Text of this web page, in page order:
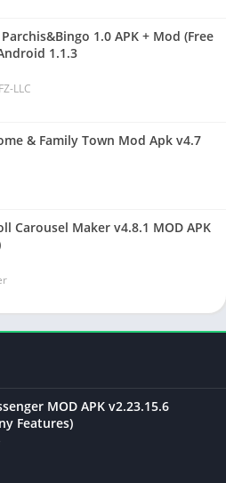
1.0 APK + Mod (Free
1.1.3
LLC
& Family Town Mod Apk v4.7
Carousel Maker v4.8.1 MOD APK
MOD APK v2.23.15.6
Features)